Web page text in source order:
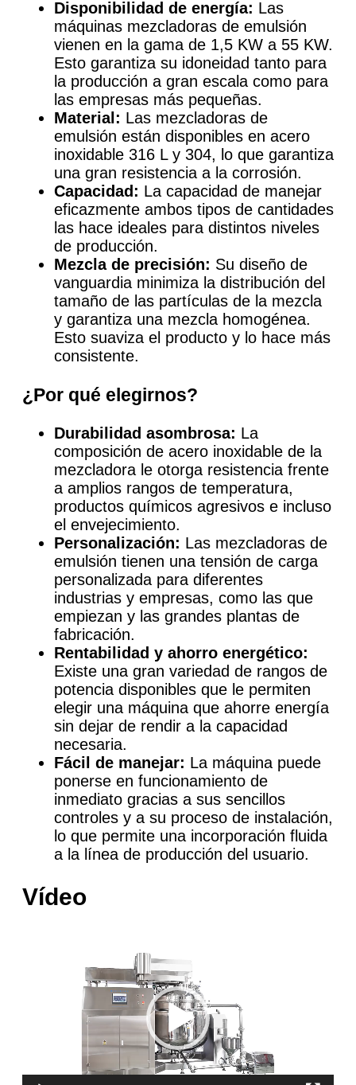
Disponibilidad de energía: Las
máquinas mezcladoras de emulsión
vienen en la gama de 1,5 KW a 55 KW.
Esto garantiza su idoneidad tanto para
la producción a gran escala como para
las empresas más pequeñas.
Material: Las mezcladoras de
emulsión están disponibles en acero
inoxidable 316 L y 304, lo que garantiza
una gran resistencia a la corrosión.
Capacidad: La capacidad de manejar
eficazmente ambos tipos de cantidades
las hace ideales para distintos niveles
de producción.
Mezcla de precisión: Su diseño de
vanguardia minimiza la distribución del
tamaño de las partículas de la mezcla
y garantiza una mezcla homogénea.
Esto suaviza el producto y lo hace más
consistente.
¿Por qué elegirnos?
Durabilidad asombrosa: La
composición de acero inoxidable de la
mezcladora le otorga resistencia frente
a amplios rangos de temperatura,
productos químicos agresivos e incluso
el envejecimiento.
Personalización: Las mezcladoras de
emulsión tienen una tensión de carga
personalizada para diferentes
industrias y empresas, como las que
empiezan y las grandes plantas de
fabricación.
Rentabilidad y ahorro energético:
Existe una gran variedad de rangos de
potencia disponibles que le permiten
elegir una máquina que ahorre energía
sin dejar de rendir a la capacidad
necesaria.
Fácil de manejar: La máquina puede
ponerse en funcionamiento de
inmediato gracias a sus sencillos
controles y a su proceso de instalación,
lo que permite una incorporación fluida
a la línea de producción del usuario.
Vídeo